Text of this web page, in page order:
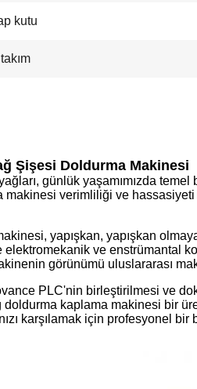
kutu
Şişesi Doldurma Makinesi
günlük yaşamımızda
makinesi verimliliği ve
yapışkan, yapışkan
ve enstrümantal
görünümü uluslararası
PLC'nin birleştirilmesi ve
doldurma kaplama makinesi bir
karşılamak için profesyonel